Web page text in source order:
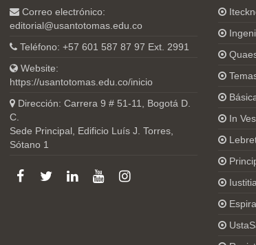
Correo electrónico:
editorial@usantotomas.edu.co
Teléfono: +57 601 587 87 97 Ext. 2991
Website:
https://usantotomas.edu.co/inicio
Dirección: Carrera 9 # 51-11, Bogotá D.
C.
Sede Principal, Edificio Luís J. Torres,
Sótano 1
In
Iustitia